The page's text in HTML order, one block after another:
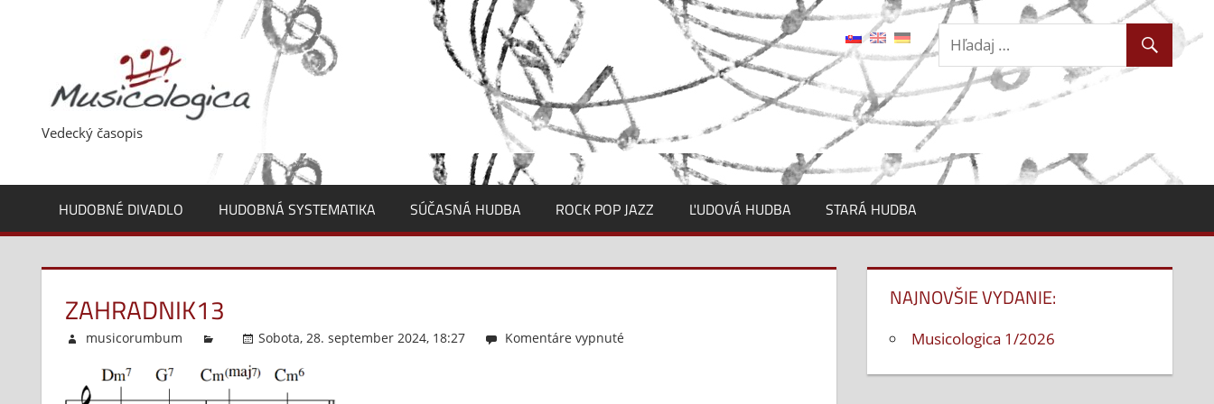
Vedecký časopis
HUDOBNÉ DIVADLO HUDOBNÁ SYSTEMATIKA SÚČASNÁ HUDBA ROCK POP JAZZ ĽUDOVÁ HUDBA STARÁ HUDBA
ZAHRADNIK13
musicorumbum Sobota, 28. september 2024, 18:27 Komentáre vypnuté
NAJNOVŠIE VYDANIE:
Musicologica 1/2026